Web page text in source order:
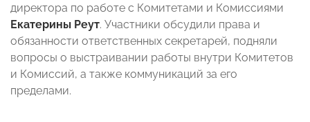
директора по работе с Комитетами и Комиссиями
Екатерины Реут. Участники обсудили права и
обязанности ответственных секретарей, подняли
вопросы о выстраивании работы внутри Комитетов
и Комиссий, а также коммуникаций за его
пределами.